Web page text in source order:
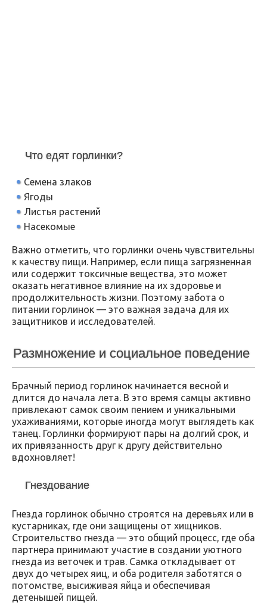
Что едят горлинки?
Семена злаков
Ягоды
Листья растений
Насекомые
Важно отметить, что горлинки очень чувствительны
к качеству пищи. Например, если пища загрязненная
или содержит токсичные вещества, это может
оказать негативное влияние на их здоровье и
продолжительность жизни. Поэтому забота о
питании горлинок — это важная задача для их
защитников и исследователей.
Размножение и социальное поведение
Брачный период горлинок начинается весной и
длится до начала лета. В это время самцы активно
привлекают самок своим пением и уникальными
ухаживаниями, которые иногда могут выглядеть как
танец. Горлинки формируют пары на долгий срок, и
их привязанность друг к другу действительно
вдохновляет!
Гнездование
Гнезда горлинок обычно строятся на деревьях или в
кустарниках, где они защищены от хищников.
Строительство гнезда — это общий процесс, где оба
партнера принимают участие в создании уютного
гнезда из веточек и трав. Самка откладывает от
двух до четырех яиц, и оба родителя заботятся о
потомстве, высиживая яйца и обеспечивая
детенышей пищей.